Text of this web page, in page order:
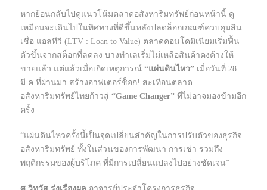
หากย้อนกลับไปดูแนวโน้มตลาดอสังหาริมทรัพย์ก่อนหน้านี้ ดู
เหมือนจะเดินไปในทิศทางที่ดีขึ้นหลังปลดล็อกเกณฑ์ควบคุมสิน
เชื่อ แอลทีวี (LTV : Loan to Value) ตลาดคอนโดมิเนียมเริ่มฟื้น
ตัวขึ้นจากสต็อกที่ลดลง บางทำเลเริ่มไม่เหลือสินค้าคงค้างให้
ขายแล้ว แต่แล้วเมื่อเกิดเหตุการณ์ “แผ่นดินไหว” เมื่อวันที่ 28
มี.ค.ที่ผ่านมา สร้างอาฟเตอร์ช็อก! สะเทือนตลาด
อสังหาริมทรัพย์ไทยก้าวสู่ “Game Changer” ที่ไม่อาจมองข้ามอีก
ครั้ง
“แผ่นดินไหวครั้งนี้เป็นจุดเปลี่ยนสำคัญในการปรับตัวของธุรกิจ
อสังหาริมทรัพย์ ทั้งในส่วนของการพัฒนา การเช่า รวมถึง
พฤติกรรมของผู้บริโภค ที่มีการเปลี่ยนแปลงไปอย่างชัดเจน”